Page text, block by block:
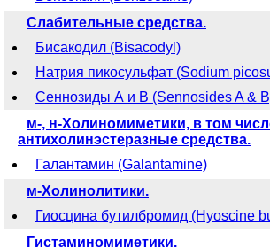
Слабительные средства.
Бисакодил (Bisacodyl)
Натрия пикосульфат (Sodium
Сеннозиды А и B (Sennosides A &
м-, н-Холиномиметики, в том
антихолинэстеразные средства.
Галантамин (Galantamine)
м-Холинолитики.
Гиосцина бутилбромид (Hyoscine
Гистаминомиметики.